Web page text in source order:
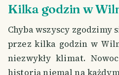
Kilka godzin w
Chyba wszyscy zgodzimy
przez kilka godzin w
niezwykły klimat.